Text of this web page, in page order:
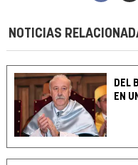
NOTICIAS
DEL
EN